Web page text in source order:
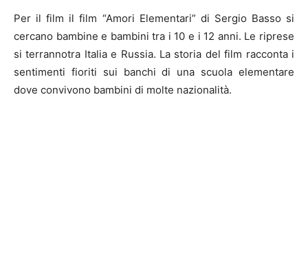
Per il film il film “Amori Elementari” di Sergio Basso si
cercano bambine e bambini tra i 10 e i 12 anni. Le riprese
si terrannotra Italia e Russia. La storia del film racconta i
sentimenti fioriti sui banchi di una scuola elementare
dove convivono bambini di molte nazionalità.